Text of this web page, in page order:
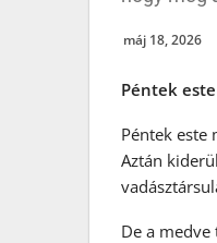
máj 18, 2026
Péntek
Péntek este
Aztán
De a medve